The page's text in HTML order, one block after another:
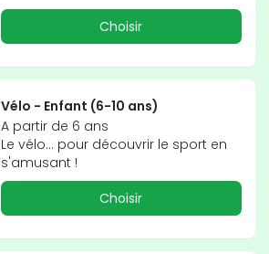
Choisir
Vélo - Enfant (6-10 ans)
A partir de 6 ans
Le vélo... pour découvrir le sport en
s'amusant !
Choisir